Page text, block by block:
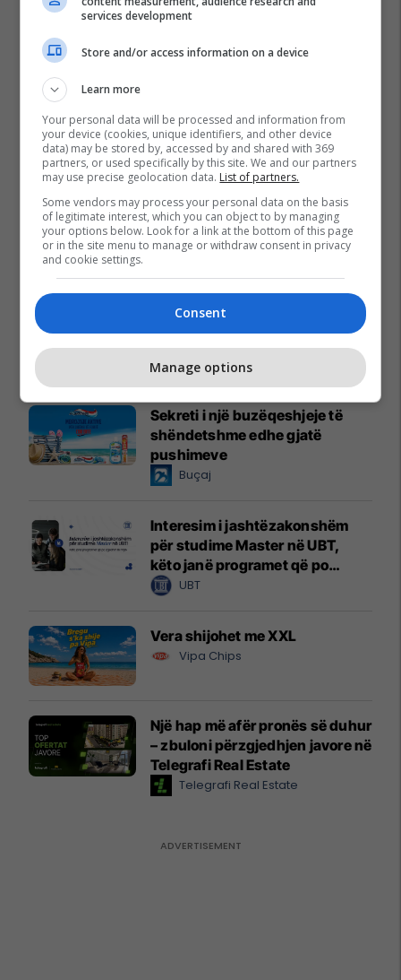
Reklamo këtu
Sekreti i një buzëqeshjeje të
shëndetshme edhe gjatë
pushimeve
Buçaj
Interesim i jashtëzakonshëm
për studime Master në UBT,
këto janë programet që po
zgjedhin të rinjtë
UBT
Vera shijohet me XXL
Vipa Chips
Një hap më afër pronës së duhur
– zbuloni përzgjedhjen javore në
Telegrafi Real Estate
Telegrafi Real Estate
services development
Store and/or access information on a device
Learn more
Your personal data will be processed and information from
your device (cookies, unique identifiers, and other device
data) may be stored by, accessed by and shared with 369
partners, or used specifically by this site. We and our partners
may use precise geolocation data. List of partners.
Some vendors may process your personal data on the basis
of legitimate interest, which you can object to by managing
your options below. Look for a link at the bottom of this page
or in the site menu to manage or withdraw consent in privacy
and cookie settings.
Consent
Manage options